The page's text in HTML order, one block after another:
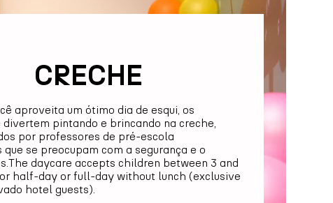
CRECHE
aproveita um ótimo dia de esqui, os
divertem pintando e brincando na creche,
por professores de pré-escola
se preocupam com a segurança e o
daycare accepts children between 3 and
half-day or full-day without lunch (exclusive
hotel guests).